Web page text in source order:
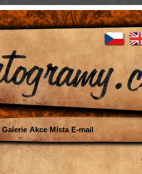
Galerie Akce Místa E-mail